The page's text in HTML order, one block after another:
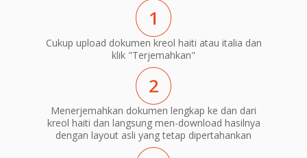
1
Cukup upload dokumen kreol haiti atau italia dan
klik "Terjemahkan"
2
Menerjemahkan dokumen lengkap ke dan dari
kreol haiti dan langsung men-download hasilnya
dengan layout asli yang tetap dipertahankan